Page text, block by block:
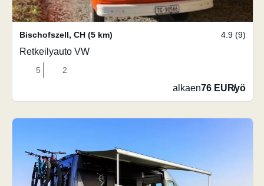
Bischofszell, CH (5 km) 4.9 (9)
Retkeilyauto VW
5 2
alkaen76 EUR/yö